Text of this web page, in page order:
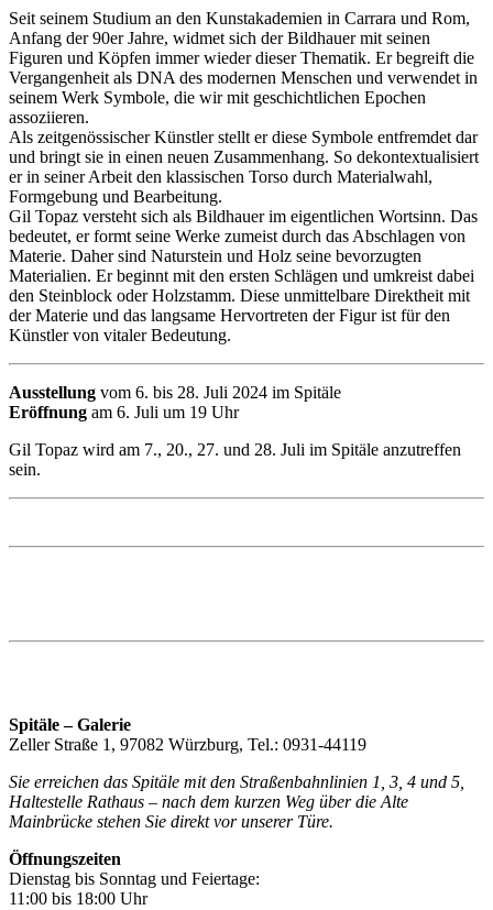
Seit seinem Studium an den Kunstakademien in Carrara und Rom,
Anfang der 90er Jahre, widmet sich der Bildhauer mit seinen
Figuren und Köpfen immer wieder dieser Thematik. Er begreift die
Vergangenheit als DNA des modernen Menschen und verwendet in
seinem Werk Symbole, die wir mit geschichtlichen Epochen
assoziieren.
Als zeitgenössischer Künstler stellt er diese Symbole entfremdet dar
und bringt sie in einen neuen Zusammenhang. So dekontextualisiert
er in seiner Arbeit den klassischen Torso durch Materialwahl,
Formgebung und Bearbeitung.
Gil Topaz versteht sich als Bildhauer im eigentlichen Wortsinn. Das
bedeutet, er formt seine Werke zumeist durch das Abschlagen von
Materie. Daher sind Naturstein und Holz seine bevorzugten
Materialien. Er beginnt mit den ersten Schlägen und umkreist dabei
den Steinblock oder Holzstamm. Diese unmittelbare Direktheit mit
der Materie und das langsame Hervortreten der Figur ist für den
Künstler von vitaler Bedeutung.
Ausstellung vom 6. bis 28. Juli 2024 im Spitäle
Eröffnung am 6. Juli um 19 Uhr
Gil Topaz wird am 7., 20., 27. und 28. Juli im Spitäle anzutreffen
sein.
Spitäle – Galerie
Zeller Straße 1, 97082 Würzburg, Tel.: 0931-44119
Sie erreichen das Spitäle mit den Straßenbahnlinien 1, 3, 4 und 5,
Haltestelle Rathaus – nach dem kurzen Weg über die Alte
Mainbrücke stehen Sie direkt vor unserer Türe.
Öffnungszeiten
Dienstag bis Sonntag und Feiertage:
11:00 bis 18:00 Uhr